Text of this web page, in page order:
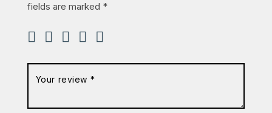
fields are marked *